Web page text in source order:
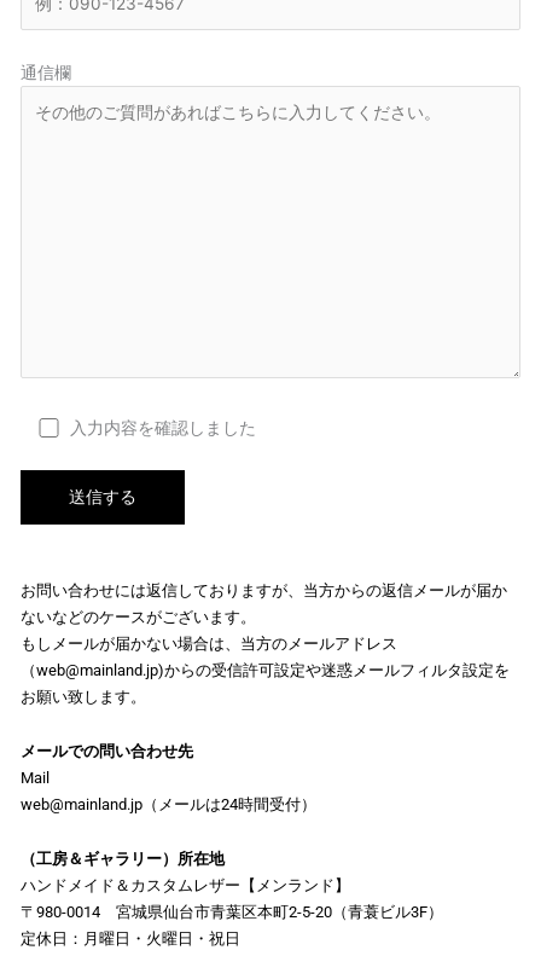
通信欄
入力内容を確認しました
お問い合わせには返信しておりますが、当方からの返信メールが届か
ないなどのケースがございます。
もしメールが届かない場合は、当方のメールアドレス
（web@mainland.jp)からの受信許可設定や迷惑メールフィルタ設定を
お願い致します。
メールでの問い合わせ先
Mail
web@mainland.jp（メールは24時間受付）
（工房＆ギャラリー）所在地
ハンドメイド＆カスタムレザー【メンランド】
〒980-0014 宮城県仙台市青葉区本町2-5-20（青蓑ビル3F）
定休日：月曜日・火曜日・祝日